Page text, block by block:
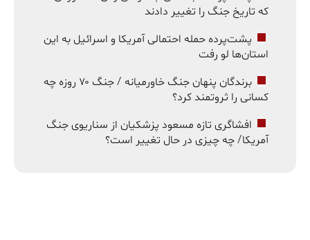
که تاریخ جنگ را تغییر دادند
پشت‌پرده حمله احتمالی آمریکا و اسرائیل به این
استان‌ها لو رفت
برندگان پنهان جنگ خاورمیانه / جنگ ۷۰ روزه چه
کسانی را ثروتمند کرد؟
افشاگری تازه مسعود پزشکیان از سناریوی جنگ
آمریکا/ چه چیزی در حال تغییر است؟